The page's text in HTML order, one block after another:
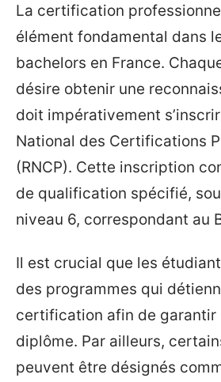
La certification
élément fondamental dans
bachelors en France.
désire obtenir une
doit impérativement
National des Certifications
(RNCP). Cette inscription
de qualification spécifié,
niveau 6, correspondant au
Il est crucial que les
des programmes qui
certification afin de garantir
diplôme. Par ailleurs,
peuvent être désignés